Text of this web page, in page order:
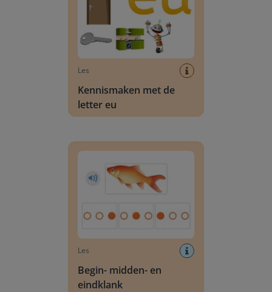
Les
Kennismaken met de
letter eu
Les
Begin- midden- en
eindklank